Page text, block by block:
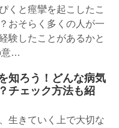
くと痙攣を起こしたこ
おそらく多くの人が一
験したことがあるかと
意…
知ろう！どんな病気
チェック方法も紹
生きていく上で大切な